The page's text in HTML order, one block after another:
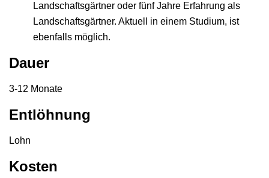
Landschaftsgärtner oder fünf Jahre Erfahrung als
Landschaftsgärtner. Aktuell in einem Studium, ist
ebenfalls möglich.
Dauer
3-12 Monate
Entlöhnung
Lohn
Kosten